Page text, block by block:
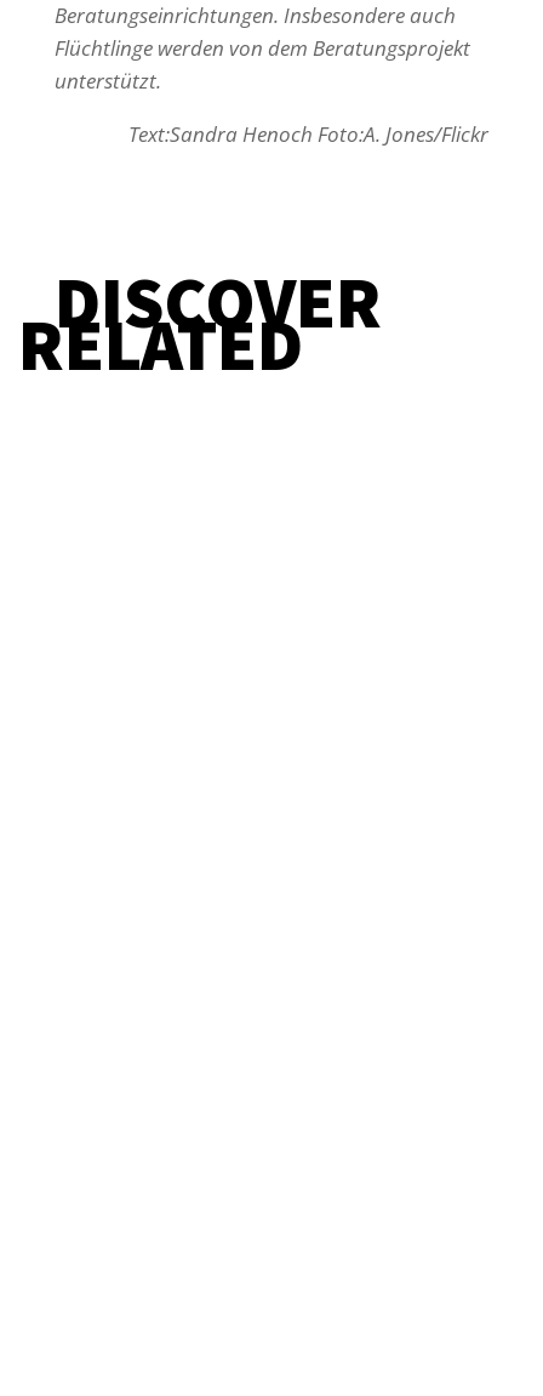
Beratungseinrichtungen. Insbesondere auch
Flüchtlinge werden von dem Beratungsprojekt
unterstützt.
Text:Sandra Henoch Foto:A. Jones/Flickr
DISCOVER
RELATED